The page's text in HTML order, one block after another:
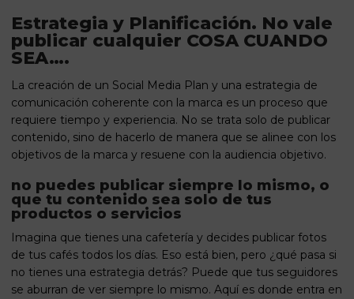
Estrategia y Planificación. No vale
publicar cualquier COSA CUANDO
SEA….
La creación de un Social Media Plan y una estrategia de
comunicación coherente con la marca es un proceso que
requiere tiempo y experiencia. No se trata solo de publicar
contenido, sino de hacerlo de manera que se alinee con los
objetivos de la marca y resuene con la audiencia objetivo.
no puedes publicar siempre lo mismo, o
que tu contenido sea solo de tus
productos o servicios
Imagina que tienes una cafetería y decides publicar fotos
de tus cafés todos los días. Eso está bien, pero ¿qué pasa si
no tienes una estrategia detrás? Puede que tus seguidores
se aburran de ver siempre lo mismo. Aquí es donde entra en